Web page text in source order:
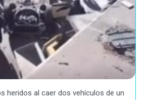
heridos al caer dos vehículos de un